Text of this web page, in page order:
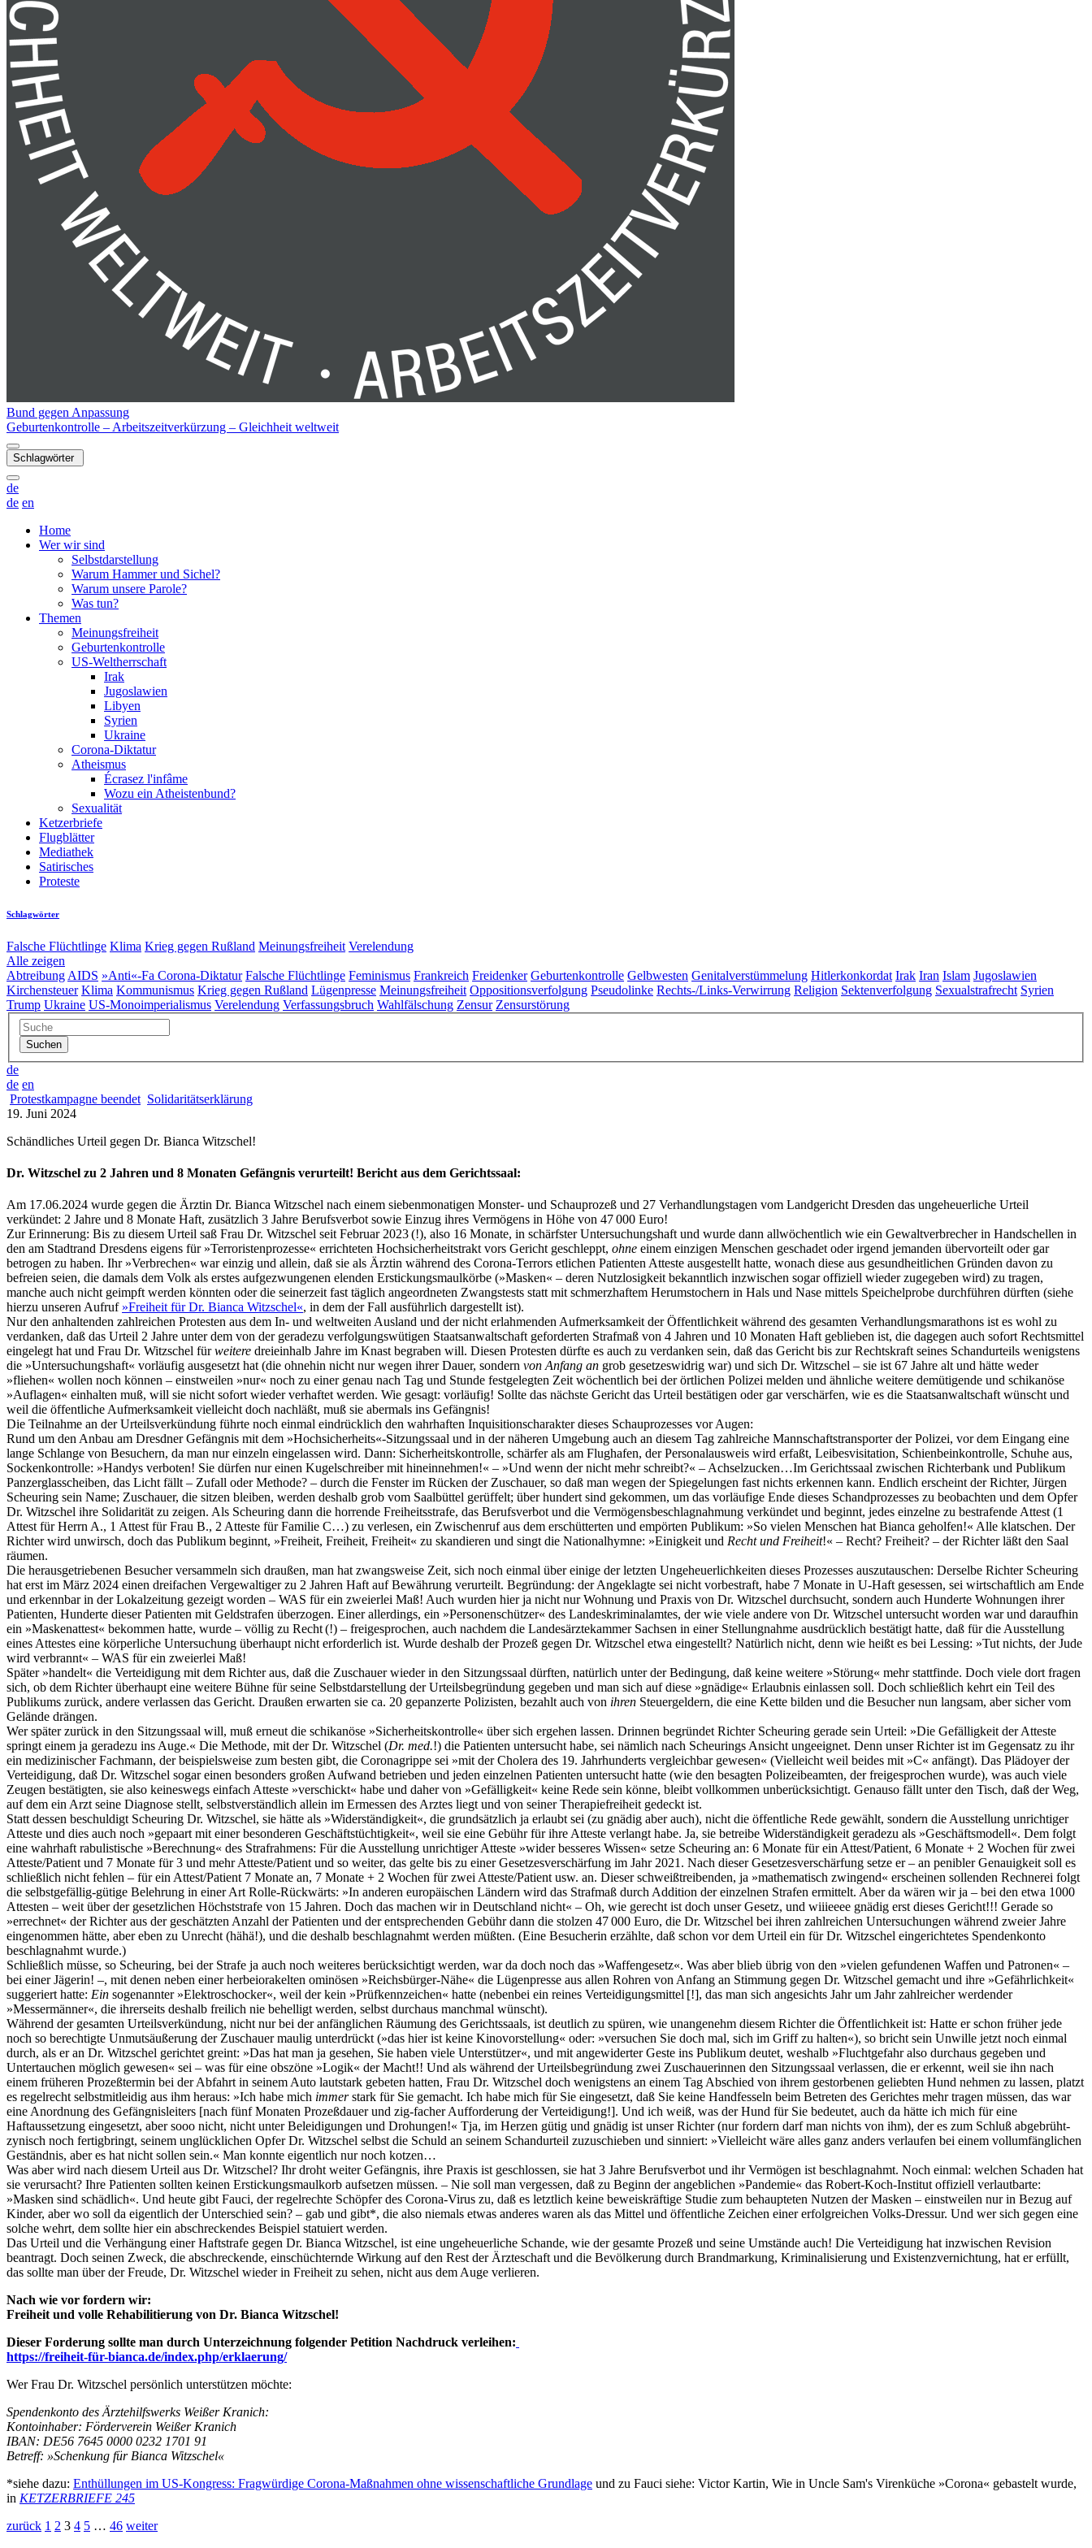
Bund gegen Anpassung
Geburtenkontrolle – Arbeitszeitverkürzung – Gleichheit weltweit
Schlagwörter
de
de en
Home
Wer wir sind
Selbstdarstellung
Warum Hammer und Sichel?
Warum unsere Parole?
Was tun?
Themen
Meinungsfreiheit
Geburtenkontrolle
US-Weltherrschaft
Irak
Jugoslawien
Libyen
Syrien
Ukraine
Corona-Diktatur
Atheismus
Écrasez l'infâme
Wozu ein Atheistenbund?
Sexualität
Ketzerbriefe
Flugblätter
Mediathek
Satirisches
Proteste
Schlagwörter
Falsche Flüchtlinge Klima Krieg gegen Rußland Meinungsfreiheit Verelendung
Alle zeigen
Abtreibung AIDS »Anti«-Fa Corona-Diktatur Falsche Flüchtlinge Feminismus Frankreich Freidenker Geburtenkontrolle Gelbwesten Genitalverstümmelung Hitlerkonkordat Irak Iran Islam Jugoslawien
Kirchensteuer Klima Kommunismus Krieg gegen Rußland Lügenpresse Meinungsfreiheit Oppositionsverfolgung Pseudolinke Rechts-/Links-Verwirrung Religion Sektenverfolgung Sexualstrafrecht Syrien
Trump Ukraine US-Monoimperialismus Verelendung Verfassungsbruch Wahlfälschung Zensur Zensurstörung
de
de en
Protestkampagne beendet Solidaritätserklärung
19. Juni 2024
Schändliches Urteil gegen Dr. Bianca Witzschel!
Dr. Witzschel zu 2 Jahren und 8 Monaten Gefängnis verurteilt! Bericht aus dem Gerichtssaal:
Am 17.06.2024 wurde gegen die Ärztin Dr. Bianca Witzschel nach einem siebenmonatigen Monster- und Schauprozeß und 27 Verhandlungstagen vom Landgericht Dresden das ungeheuerliche Urteil
verkündet: 2 Jahre und 8 Monate Haft, zusätzlich 3 Jahre Berufsverbot sowie Einzug ihres Vermögens in Höhe von 47 000 Euro!
Zur Erinnerung: Bis zu diesem Urteil saß Frau Dr. Witzschel seit Februar 2023 (!), also 16 Monate, in schärfster Untersuchungshaft und wurde dann allwöchentlich wie ein Gewaltverbrecher in Handschellen in
den am Stadtrand Dresdens eigens für »Terroristenprozesse« errichteten Hochsicherheitstrakt vors Gericht geschleppt, ohne einem einzigen Menschen geschadet oder irgend jemanden übervorteilt oder gar
betrogen zu haben. Ihr »Verbrechen« war einzig und allein, daß sie als Ärztin während des Corona-Terrors etlichen Patienten Atteste ausgestellt hatte, wonach diese aus gesundheitlichen Gründen davon zu
befreien seien, die damals dem Volk als erstes aufgezwungenen elenden Erstickungsmaulkörbe (»Masken« – deren Nutzlosigkeit bekanntlich inzwischen sogar offiziell wieder zugegeben wird) zu tragen,
manche auch nicht geimpft werden könnten oder die seinerzeit fast täglich angeordneten Zwangstests statt mit schmerzhaftem Herumstochern in Hals und Nase mittels Speichelprobe durchführen dürften (siehe
hierzu unseren Aufruf »Freiheit für Dr. Bianca Witzschel«, in dem der Fall ausführlich dargestellt ist).
Nur den anhaltenden zahlreichen Protesten aus dem In- und weltweiten Ausland und der nicht erlahmenden Aufmerksamkeit der Öffentlichkeit während des gesamten Verhandlungsmarathons ist es wohl zu
verdanken, daß das Urteil 2 Jahre unter dem von der geradezu verfolgungswütigen Staatsanwaltschaft geforderten Strafmaß von 4 Jahren und 10 Monaten Haft geblieben ist, die dagegen auch sofort Rechtsmittel
eingelegt hat und Frau Dr. Witzschel fürweitere dreieinhalb Jahre im Knast begraben will. Diesen Protesten dürfte es auch zu verdanken sein, daß das Gericht bis zur Rechtskraft seines Schandurteils wenigstens
die »Untersuchungshaft« vorläufig ausgesetzt hat (die ohnehin nicht nur wegen ihrer Dauer, sondern von Anfang an grob gesetzeswidrig war) und sich Dr. Witzschel – sie ist 67 Jahre alt und hätte weder
»fliehen« wollen noch können – einstweilen »nur« noch zu einer genau nach Tag und Stunde festgelegten Zeit wöchentlich bei der örtlichen Polizei melden und ähnliche weitere demütigende und schikanöse
»Auflagen« einhalten muß, will sie nicht sofort wieder verhaftet werden. Wie gesagt: vorläufig! Sollte das nächste Gericht das Urteil bestätigen oder gar verschärfen, wie es die Staatsanwaltschaft wünscht und
weil die öffentliche Aufmerksamkeit vielleicht doch nachläßt, muß sie abermals ins Gefängnis!
Die Teilnahme an der Urteilsverkündung führte noch einmal eindrücklich den wahrhaften Inquisitionscharakter dieses Schauprozesses vor Augen:
Rund um den Anbau am Dresdner Gefängnis mit dem »Hochsicherheits«-Sitzungssaal und in der näheren Umgebung auch an diesem Tag zahlreiche Mannschaftstransporter der Polizei, vor dem Eingang eine
lange Schlange von Besuchern, da man nur einzeln eingelassen wird. Dann: Sicherheitskontrolle, schärfer als am Flughafen, der Personalausweis wird erfaßt, Leibesvisitation, Schienbeinkontrolle, Schuhe aus,
Sockenkontrolle: »Handys verboten! Sie dürfen nur einen Kugelschreiber mit hineinnehmen!« – »Und wenn der nicht mehr schreibt?« – Achselzucken…Im Gerichtssaal zwischen Richterbank und Publikum
Panzerglasscheiben, das Licht fällt – Zufall oder Methode? – durch die Fenster im Rücken der Zuschauer, so daß man wegen der Spiegelungen fast nichts erkennen kann. Endlich erscheint der Richter, Jürgen
Scheuring sein Name; Zuschauer, die sitzen bleiben, werden deshalb grob vom Saalbüttel gerüffelt; über hundert sind gekommen, um das vorläufige Ende dieses Schandprozesses zu beobachten und dem Opfer
Dr. Witzschel ihre Solidarität zu zeigen. Als Scheuring dann die horrende Freiheitsstrafe, das Berufsverbot und die Vermögensbeschlagnahmung verkündet und beginnt, jedes einzelne zu bestrafende Attest (1
Attest für Herrn A., 1 Attest für Frau B., 2 Atteste für Familie C…) zu verlesen, ein Zwischenruf aus dem erschütterten und empörten Publikum: »So vielen Menschen hat Bianca geholfen!« Alle klatschen. Der
Richter wird unwirsch, doch das Publikum beginnt, »Freiheit, Freiheit, Freiheit« zu skandieren und singt die Nationalhymne: »Einigkeit und Recht und Freiheit!« – Recht? Freiheit? – der Richter läßt den Saal
räumen.
Die herausgetriebenen Besucher versammeln sich draußen, man hat zwangsweise Zeit, sich noch einmal über einige der letzten Ungeheuerlichkeiten dieses Prozesses auszutauschen: Derselbe Richter Scheuring
hat erst im März 2024 einen dreifachen Vergewaltiger zu 2 Jahren Haft auf Bewährung verurteilt. Begründung: der Angeklagte sei nicht vorbestraft, habe 7 Monate in U-Haft gesessen, sei wirtschaftlich am Ende
und erkennbar in der Lokalzeitung gezeigt worden – WAS für ein zweierlei Maß! Auch wurden hier ja nicht nur Wohnung und Praxis von Dr. Witzschel durchsucht, sondern auch Hunderte Wohnungen ihrer
Patienten, Hunderte dieser Patienten mit Geldstrafen überzogen. Einer allerdings, ein »Personenschützer« des Landeskriminalamtes, der wie viele andere von Dr. Witzschel untersucht worden war und daraufhin
ein »Maskenattest« bekommen hatte, wurde – völlig zu Recht (!) – freigesprochen, auch nachdem die Landesärztekammer Sachsen in einer Stellungnahme ausdrücklich bestätigt hatte, daß für die Ausstellung
eines Attestes eine körperliche Untersuchung überhaupt nicht erforderlich ist. Wurde deshalb der Prozeß gegen Dr. Witzschel etwa eingestellt? Natürlich nicht, denn wie heißt es bei Lessing: »Tut nichts, der Jude
wird verbrannt« – WAS für ein zweierlei Maß!
Später »handelt« die Verteidigung mit dem Richter aus, daß die Zuschauer wieder in den Sitzungssaal dürften, natürlich unter der Bedingung, daß keine weitere »Störung« mehr stattfinde. Doch viele dort fragen
sich, ob dem Richter überhaupt eine weitere Bühne für seine Selbstdarstellung der Urteilsbegründung gegeben und man sich auf diese »gnädige« Erlaubnis einlassen soll. Doch schließlich kehrt ein Teil des
Publikums zurück, andere verlassen das Gericht. Draußen erwarten sie ca. 20 gepanzerte Polizisten, bezahlt auch von ihren Steuergeldern, die eine Kette bilden und die Besucher nun langsam, aber sicher vom
Gelände drängen.
Wer später zurück in den Sitzungssaal will, muß erneut die schikanöse »Sicherheitskontrolle« über sich ergehen lassen. Drinnen begründet Richter Scheuring gerade sein Urteil: »Die Gefälligkeit der Atteste
springt einem ja geradezu ins Auge.« Die Methode, mit der Dr. Witzschel (Dr. med.!) die Patienten untersucht habe, sei nämlich nach Scheurings Ansicht ungeeignet. Denn unser Richter ist im Gegensatz zu ihr
ein medizinischer Fachmann, der beispielsweise zum besten gibt, die Coronagrippe sei »mit der Cholera des 19. Jahrhunderts vergleichbar gewesen« (Vielleicht weil beides mit »C« anfängt). Das Plädoyer der
Verteidigung, daß Dr. Witzschel sogar einen besonders großen Aufwand betrieben und jeden einzelnen Patienten untersucht hatte (wie den besagten Polizeibeamten, der freigesprochen wurde), was auch viele
Zeugen bestätigten, sie also keineswegs einfach Atteste »verschickt« habe und daher von »Gefälligkeit« keine Rede sein könne, bleibt vollkommen unberücksichtigt. Genauso fällt unter den Tisch, daß der Weg,
auf dem ein Arzt seine Diagnose stellt, selbstverständlich allein im Ermessen des Arztes liegt und von seiner Therapiefreiheit gedeckt ist.
Statt dessen beschuldigt Scheuring Dr. Witzschel, sie hätte als »Widerständigkeit«, die grundsätzlich ja erlaubt sei (zu gnädig aber auch), nicht die öffentliche Rede gewählt, sondern die Ausstellung unrichtiger
Atteste und dies auch noch »gepaart mit einer besonderen Geschäftstüchtigkeit«, weil sie eine Gebühr für ihre Atteste verlangt habe. Ja, sie betreibe Widerständigkeit geradezu als »Geschäftsmodell«. Dem folgt
eine wahrhaft rabulistische »Berechnung« des Strafrahmens: Für die Ausstellung unrichtiger Atteste »wider besseres Wissen« setze Scheuring an: 6 Monate für ein Attest/Patient, 6 Monate + 2 Wochen für zwei
Atteste/Patient und 7 Monate für 3 und mehr Atteste/Patient und so weiter, das gelte bis zu einer Gesetzesverschärfung im Jahr 2021. Nach dieser Gesetzesverschärfung setze er – an penibler Genauigkeit soll es
schließlich nicht fehlen – für ein Attest/Patient 7 Monate an, 7 Monate + 2 Wochen für zwei Atteste/Patient usw. an. Dieser schweißtreibenden, ja »mathematisch zwingend« erscheinen sollenden Rechnerei folgt
die selbstgefällig-gütige Belehrung in einer Art Rolle-Rückwärts: »In anderen europäischen Ländern wird das Strafmaß durch Addition der einzelnen Strafen ermittelt. Aber da wären wir ja – bei den etwa 1000
Attesten – weit über der gesetzlichen Höchststrafe von 15 Jahren. Doch das machen wir in Deutschland nicht« – Oh, wie gerecht ist doch unser Gesetz, und wiiieeee gnädig erst dieses Gericht!!! Gerade so
»errechnet« der Richter aus der geschätzten Anzahl der Patienten und der entsprechenden Gebühr dann die stolzen 47 000 Euro, die Dr. Witzschel bei ihren zahlreichen Untersuchungen während zweier Jahre
eingenommen hätte, aber eben zu Unrecht (hähä!), und die deshalb beschlagnahmt werden müßten. (Eine Besucherin erzählte, daß schon vor dem Urteil ein für Dr. Witzschel eingerichtetes Spendenkonto
beschlagnahmt wurde.)
Schließlich müsse, so Scheuring, bei der Strafe ja auch noch weiteres berücksichtigt werden, war da doch noch das »Waffengesetz«. Was aber blieb übrig von den »vielen gefundenen Waffen und Patronen« –
bei einer Jägerin! –, mit denen neben einer herbeiorakelten ominösen »Reichsbürger-Nähe« die Lügenpresse aus allen Rohren von Anfang an Stimmung gegen Dr. Witzschel gemacht und ihre »Gefährlichkeit«
suggeriert hatte: Ein sogenannter »Elektroschocker«, weil der kein »Prüfkennzeichen« hatte (nebenbei ein reines Verteidigungsmittel [!], das man sich angesichts Jahr um Jahr zahlreicher werdender
»Messermänner«, die ihrerseits deshalb freilich nie behelligt werden, selbst durchaus manchmal wünscht).
Während der gesamten Urteilsverkündung, nicht nur bei der anfänglichen Räumung des Gerichtssaals, ist deutlich zu spüren, wie unangenehm diesem Richter die Öffentlichkeit ist: Hatte er schon früher jede
noch so berechtigte Unmutsäußerung der Zuschauer maulig unterdrückt (»das hier ist keine Kinovorstellung« oder: »versuchen Sie doch mal, sich im Griff zu halten«), so bricht sein Unwille jetzt noch einmal
durch, als er an Dr. Witzschel gerichtet greint: »Das hat man ja gesehen, Sie haben viele Unterstützer«, und mit angewiderter Geste ins Publikum deutet, weshalb »Fluchtgefahr also durchaus gegeben und
Untertauchen möglich gewesen« sei – was für eine obszöne »Logik« der Macht!! Und als während der Urteilsbegründung zwei Zuschauerinnen den Sitzungssaal verlassen, die er erkennt, weil sie ihn nach
einem früheren Prozeßtermin bei der Abfahrt in seinem Auto lautstark gebeten hatten, Frau Dr. Witzschel doch wenigstens an einem Tag Abschied von ihrem gestorbenen geliebten Hund nehmen zu lassen, platzt
es regelrecht selbstmitleidig aus ihm heraus: »Ich habe mich immerstark für Sie gemacht. Ich habe mich für Sie eingesetzt, daß Sie keine Handfesseln beim Betreten des Gerichtes mehr tragen müssen, das war
eine Anordnung des Gefängnisleiters [nach fünf Monaten Prozeßdauer und zig-facher Aufforderung der Verteidigung!]. Und ich weiß, was der Hund für Sie bedeutet, auch da hätte ich mich für eine
Haftaussetzung eingesetzt, aber sooo nicht, nicht unter Beleidigungen und Drohungen!« Tja, im Herzen gütig und gnädig ist unser Richter (nur fordern darf man nichts von ihm), der es zum Schluß abgebrüht-
zynisch noch fertigbringt, seinem unglücklichen Opfer Dr. Witzschel selbst die Schuld an seinem Schandurteil zuzuschieben und sinniert: »Vielleicht wäre alles ganz anders verlaufen bei einem vollumfänglichen
Geständnis, aber es hat nicht sollen sein.« Man konnte eigentlich nur noch kotzen…
Was aber wird nach diesem Urteil aus Dr. Witzschel? Ihr droht weiter Gefängnis, ihre Praxis ist geschlossen, sie hat 3 Jahre Berufsverbot und ihr Vermögen ist beschlagnahmt. Noch einmal: welchen Schaden hat
sie verursacht? Ihre Patienten sollten keinen Erstickungsmaulkorb aufsetzen müssen. – Nie soll man vergessen, daß zu Beginn der angeblichen »Pandemie« das Robert-Koch-Institut offiziell verlautbarte:
»Masken sind schädlich«. Und heute gibt Fauci, der regelrechte Schöpfer des Corona-Virus zu, daß es letztlich keine beweiskräftige Studie zum behaupteten Nutzen der Masken – einstweilen nur in Bezug auf
Kinder, aber wo soll da eigentlich der Unterschied sein? – gab und gibt*, die also niemals etwas anderes waren als das Mittel und öffentliche Zeichen einer erfolgreichen Volks-Dressur. Und wer sich gegen eine
solche wehrt, dem sollte hier ein abschreckendes Beispiel statuiert werden.
Das Urteil und die Verhängung einer Haftstrafe gegen Dr. Bianca Witzschel, ist eine ungeheuerliche Schande, wie der gesamte Prozeß und seine Umstände auch! Die Verteidigung hat inzwischen Revision
beantragt. Doch seinen Zweck, die abschreckende, einschüchternde Wirkung auf den Rest der Ärzteschaft und die Bevölkerung durch Brandmarkung, Kriminalisierung und Existenzvernichtung, hat er erfüllt,
das sollte man über der Freude, Dr. Witzschel wieder in Freiheit zu sehen, nicht aus dem Auge verlieren.
Nach wie vor fordern wir:
Freiheit und volle Rehabilitierung von Dr. Bianca Witzschel!
Dieser Forderung sollte man durch Unterzeichnung folgender Petition Nachdruck verleihen:
https://freiheit-für-bianca.de/index.php/erklaerung/
Wer Frau Dr. Witzschel persönlich unterstützen möchte:
Spendenkonto des Ärztehilfswerks Weißer Kranich:
Kontoinhaber: Förderverein Weißer Kranich
IBAN: DE56 7645 0000 0232 1701 91
Betreff: »Schenkung für Bianca Witzschel«
*siehe dazu: Enthüllungen im US-Kongress: Fragwürdige Corona-Maßnahmen ohne wissenschaftliche Grundlage und zu Fauci siehe: Victor Kartin, Wie in Uncle Sam's Virenküche »Corona« gebastelt wurde,
in KETZERBRIEFE 245
zurück 1 2 3 4 5 … 46 weiter